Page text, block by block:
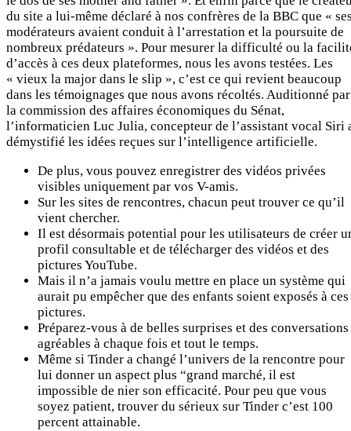
du site a lui-même déclaré à nos confrères de la BBC que «
modérateurs avaient conduit à l’arrestation et la poursuite de
nombreux prédateurs ». Pour mesurer la difficulté ou la
d’accès à ces deux plateformes, nous les avons testées. Les
« vieux la major dans le slip », c’est ce qui revient beaucoup
dans les témoignages que nous avons récoltés. Auditionné par
la commission des affaires économiques du Sénat,
l’informaticien Luc Julia, concepteur de l’assistant vocal Siri
démystifié les idées reçues sur l’intelligence artificielle.
De plus, vous pouvez enregistrer des vidéos privées
visibles uniquement par vos V-amis.
Sur les sites de rencontres, chacun peut trouver ce qu’il
vient chercher.
Il est désormais potential pour les utilisateurs de créer
profil consultable et de télécharger des vidéos et des
pictures YouTube.
Mais il n’a jamais voulu mettre en place un système qui
aurait pu empêcher que des enfants soient exposés à ces
pictures.
Préparez-vous à de belles surprises et des conversations
agréables à chaque fois et tout le temps.
Même si Tinder a changé l’univers de la rencontre pour
lui donner un aspect plus “grand marché, il est
impossible de nier son efficacité. Pour peu que vous
soyez patient, trouver du sérieux sur Tinder c’est 100
percent attainable.